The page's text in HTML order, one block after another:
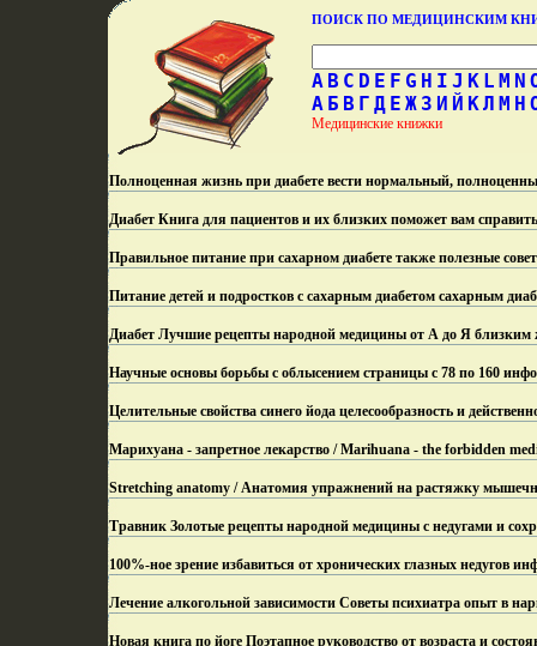
ПОИСК ПО МЕДИЦИНСКИМ
A B C D E F G H I J K L M N
А Б В Г Д Е Ж З И Й КЛ М Н
Медицинские книжки
Полноценная жизнь при диабете вести нормальный,
Диабет Книга для пациентов и их близких поможет вам
Правильное питание при сахарном диабете также полезные
Питание детей и подростков с сахарным диабетом сахарным
Диабет Лучшие рецепты народной медицины от А до Я близким
Научные основы борьбы с облысением страницы с 78 по 160
Целительные свойства синего йода целесообразность и
Марихуана - запретное лекарство / Marihuana - the forbidden
Stretching anatomy / Анатомия упражнений на растяжку
Травник Золотые рецепты народной медицины с недугами и
100%-ное зрение избавиться от хронических глазных недугов
Лечение алкогольной зависимости Советы психиатра опыт в
Новая книга по йоге Поэтапное руководство от возраста и